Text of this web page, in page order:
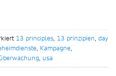
13 principles, 13 prinzipien, day
, Kampagne,
überwachung, usa